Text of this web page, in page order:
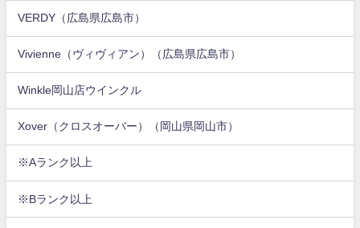
VERDY（広島県広島市）
Vivienne（ヴィヴィアン）（広島県広島市）
Winkle岡山店ウインクル
Xover（クロスオーバー）（岡山県岡山市）
※Aランク以上
※Bランク以上